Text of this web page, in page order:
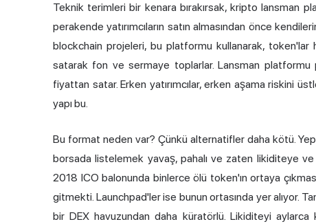
Teknik terimleri bir kenara bırakırsak, kripto lansman
perakende yatırımcıların satın almasından önce
blockchain projeleri, bu platformu kullanarak, token'lar
satarak fon ve sermaye toplarlar. Lansman platformu
fiyattan satar. Erken yatırımcılar, erken aşama riskini
yapı bu.
Bu format neden var? Çünkü alternatifler daha kötü.
borsada listelemek yavaş, pahalı ve zaten likiditeye
2018 ICO balonunda binlerce ölü token'ın ortaya
gitmekti. Launchpad'ler ise bunun ortasında yer alıyor.
bir DEX havuzundan daha küratörlü. Likiditeyi